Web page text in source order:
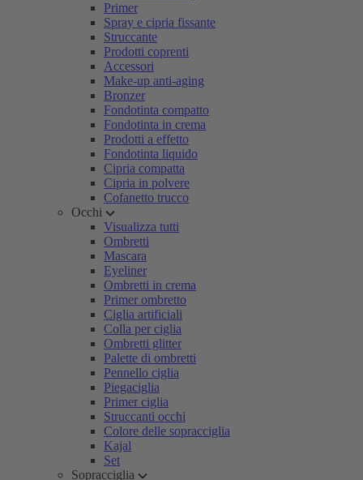
Primer
Spray e cipria fissante
Struccante
Prodotti coprenti
Accessori
Make-up anti-aging
Bronzer
Fondotinta compatto
Fondotinta in crema
Prodotti a effetto
Fondotinta liquido
Cipria compatta
Cipria in polvere
Cofanetto trucco
Occhi
Visualizza tutti
Ombretti
Mascara
Eyeliner
Ombretti in crema
Primer ombretto
Ciglia artificiali
Colla per ciglia
Ombretti glitter
Palette di ombretti
Pennello ciglia
Piegaciglia
Primer ciglia
Struccanti occhi
Colore delle sopracciglia
Kajal
Set
Sopracciglia